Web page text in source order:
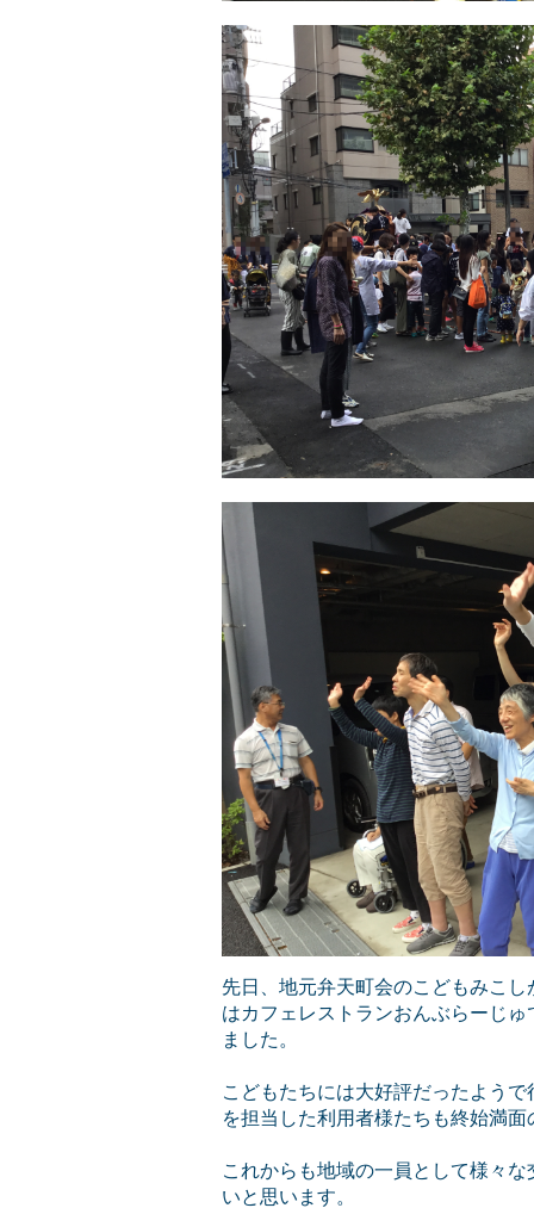
先日、地元弁天町会のこどもみこ
はカフェレストランおんぶらーじ
ました。
こどもたちには大好評だったよう
を担当した利用者様たちも終始満
これからも地域の一員として様々
いと思います。